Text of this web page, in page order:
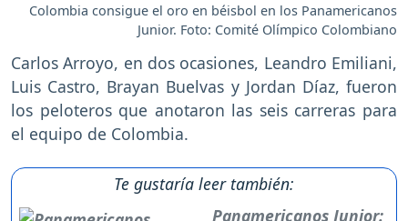
Colombia consigue el oro en béisbol en los Panamericanos
Junior. Foto: Comité Olímpico Colombiano
Carlos Arroyo, en dos ocasiones, Leandro Emiliani,
Luis Castro, Brayan Buelvas y Jordan Díaz, fueron
los peloteros que anotaron las seis carreras para
el equipo de Colombia.
Te gustaría leer también:
Panamericanos Junior: